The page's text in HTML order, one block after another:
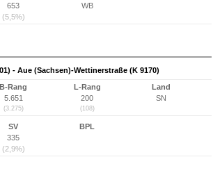
653
(5,5%)
WB
- Aue (Sachsen)-Wettinerstraße (K 9170)
B-Rang
5.651
(3.275)
L-Rang
200
(108)
Land
SN
SV
335
(2,9%)
BPL